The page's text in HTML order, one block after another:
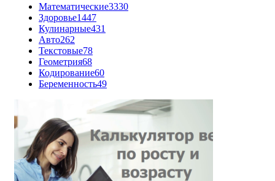
Математические3330
Здоровье1447
Кулинарные431
Авто262
Текстовые78
Геометрия68
Кодирование60
Беременность49